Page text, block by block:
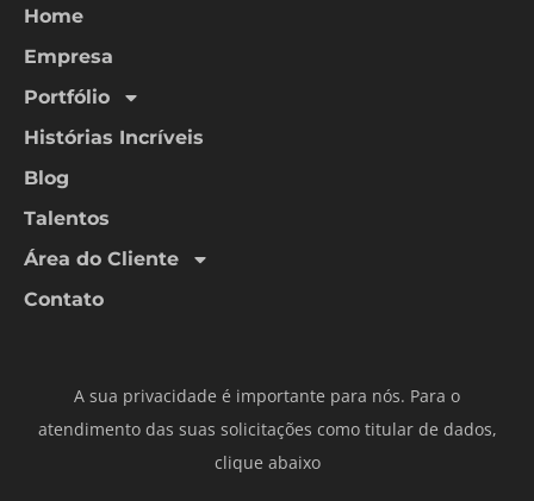
Home
Empresa
Portfólio
Histórias Incríveis
Blog
Talentos
Área do Cliente
Contato
A sua privacidade é importante para nós. Para o
atendimento das suas solicitações como titular de dados,
clique abaixo